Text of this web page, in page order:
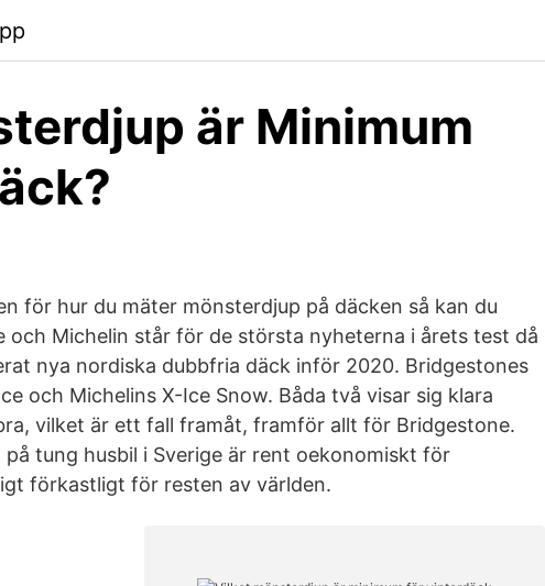
är Minimum
för hur du mäter mönsterdjup på däcken så kan du
och Michelin står för de största nyheterna i årets test då
nya nordiska dubbfria däck inför 2020. Bridgestones
och Michelins X-Ice Snow. Båda två visar sig klara
vilket är ett fall framåt, framför allt för Bridgestone.
tung husbil i Sverige är rent oekonomiskt för
förkastligt för resten av världen.